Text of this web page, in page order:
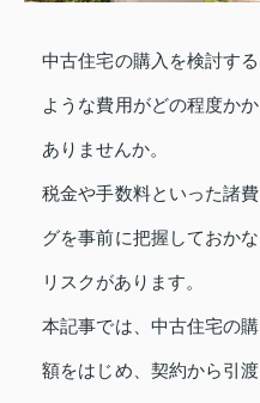
中古住宅の購入を検討す
ような費用がどの程度か
ありませんか。
税金や手数料といった諸
グを事前に把握しておか
リスクがあります。
本記事では、中古住宅の
額をはじめ、契約から引